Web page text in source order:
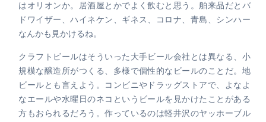
はオリオンか。居酒屋とかでよく飲むと思う。舶来品だとバ
ドワイザー、ハイネケン、ギネス、コロナ、青島、シンハー
なんかも見かけるね。
クラフトビールはそういった大手ビール会社とは異なる、小
規模な醸造所がつくる、多様で個性的なビールのことだ。地
ビールとも言えよう。コンビニやドラッグストアで、よなよ
なエールや水曜日のネコというビールを見かけたことがある
方もおられるだろう。作っているのは軽井沢のヤッホーブル